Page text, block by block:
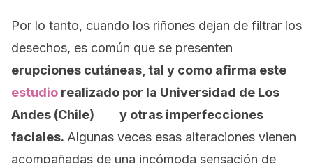
Por lo tanto, cuando los riñones dejan de filtrar los
desechos, es común que se presenten
erupciones cutáneas, tal y como afirma este
estudio realizado por la Universidad de Los
Andes (Chile) y otras imperfecciones
faciales. Algunas veces esas alteraciones vienen
acompañadas de una incómoda sensación de